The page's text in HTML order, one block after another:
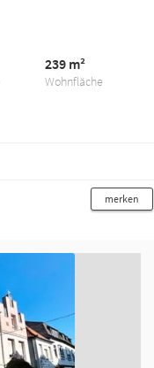
Wohnfläche
239 m²
merken